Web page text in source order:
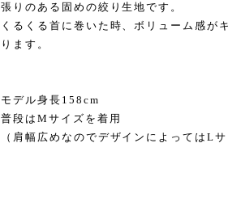
張りのある固めの絞り生地です。
くるくる首に巻いた時、ボリューム感が
ります。
モデル身長158cm
普段はMサイズを着用
（肩幅広めなのでデザインによってはLサ